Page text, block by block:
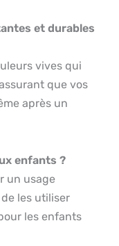
et durables
vives qui
que vos
après un
enfants ?
un usage
les utiliser
les enfants